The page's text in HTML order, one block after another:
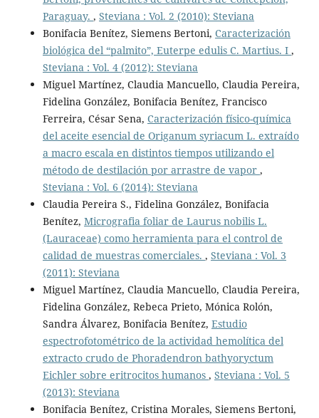
Paraguay. , Steviana : Vol. 2 (2010): Steviana
Bonifacia Benítez, Siemens Bertoni, Caracterización
biológica del “palmito”, Euterpe edulis C. Martius. I ,
Steviana : Vol. 4 (2012): Steviana
Miguel Martínez, Claudia Mancuello, Claudia Pereira,
Fidelina González, Bonifacia Benítez, Francisco
Ferreira, César Sena, Caracterización físico-química
del aceite esencial de Origanum syriacum L. extraído
a macro escala en distintos tiempos utilizando el
método de destilación por arrastre de vapor ,
Steviana : Vol. 6 (2014): Steviana
Claudia Pereira S., Fidelina González, Bonifacia
Benítez, Micrografia foliar de Laurus nobilis L.
(Lauraceae) como herramienta para el control de
calidad de muestras comerciales. , Steviana : Vol. 3
(2011): Steviana
Miguel Martínez, Claudia Mancuello, Claudia Pereira,
Fidelina González, Rebeca Prieto, Mónica Rolón,
Sandra Álvarez, Bonifacia Benítez, Estudio
espectrofotométrico de la actividad hemolítica del
extracto crudo de Phoradendron bathyoryctum
Eichler sobre eritrocitos humanos , Steviana : Vol. 5
(2013): Steviana
Bonifacia Benítez, Cristina Morales, Siemens Bertoni,